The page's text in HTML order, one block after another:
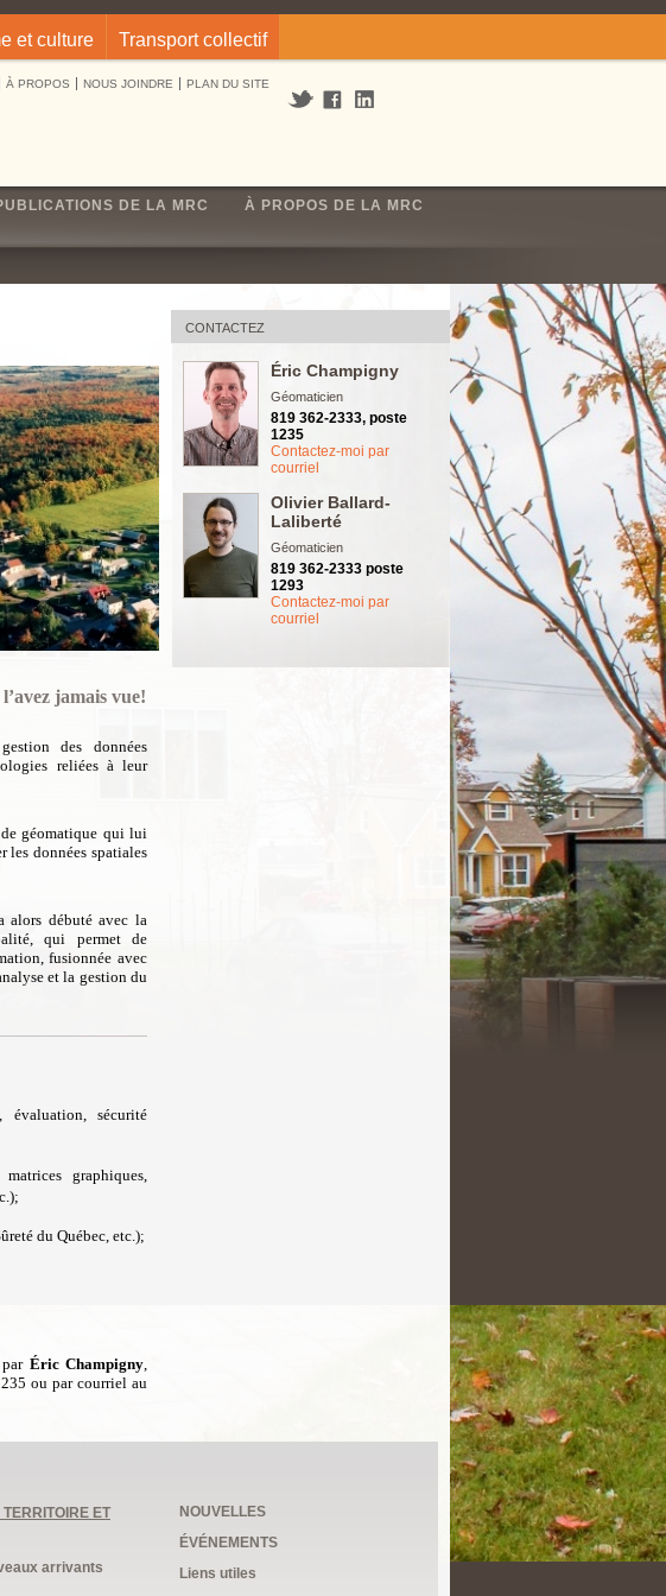
et culture Transport collectif
À PROPOS NOUS JOINDRE PLAN DU SITE
DE LA MRC À PROPOS DE LA MRC
jamais vue!
des données
reliées à leur
géomatique qui lui
les données spatiales
alors débuté avec la
qui permet de
fusionnée avec
et la gestion du
évaluation, sécurité
graphiques,
du Québec, etc.);
Éric Champigny,
ou par courriel au
CONTACTEZ
Éric Champigny
Géomaticien
819 362-2333, poste
1235
Contactez-moi par
courriel
Olivier Ballard-
Laliberté
Géomaticien
819 362-2333 poste
1293
Contactez-moi par
courriel
ET
arrivants
NOUVELLES
ÉVÉNEMENTS
Liens utiles